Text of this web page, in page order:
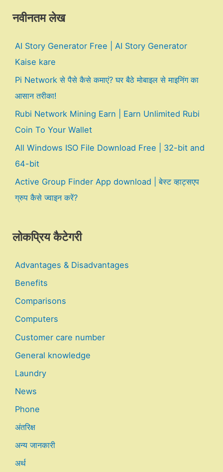
नवीनतम लेख
AI Story Generator Free | AI Story Generator
Kaise kare
Pi Network से पैसे कैसे कमाएं? घर बैठे मोबाइल से माइनिंग का
आसान तरीका!
Rubi Network Mining Earn | Earn Unlimited Rubi
Coin To Your Wallet
All Windows ISO File Download Free | 32-bit and
64-bit
Active Group Finder App download | बेस्ट व्हाट्सएप
ग्रुप कैसे ज्वाइन करें?
लोकप्रिय कैटेगरी
Advantages & Disadvantages
Benefits
Comparisons
Computers
Customer care number
General knowledge
Laundry
News
Phone
अंतरिक्ष
अन्य जानकारी
अर्थ